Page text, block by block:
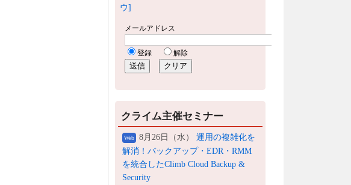
ウ]
クライム主催セミナー
Web 8月26日（水） 運用の複雑化を
解消！バックアップ・EDR・RMM
を統合したClimb Cloud Backup &
Security